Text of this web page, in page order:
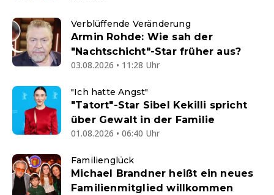
Verblüffende Veränderung
Armin Rohde: Wie sah der
"Nachtschicht"-Star früher aus?
03.08.2026 • 11:28 Uhr
"Ich hatte Angst"
"Tatort"-Star Sibel Kekilli spricht
über Gewalt in der Familie
01.08.2026 • 06:40 Uhr
Familienglück
Michael Brandner heißt ein neues
Familienmitglied willkommen